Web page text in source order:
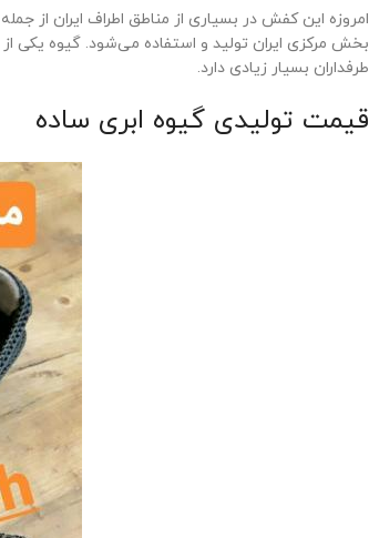
امروزه این کفش در بسیاری از مناطق اطراف ایران از
بخش مرکزی ایران تولید و استفاده می‌شود. گیوه یکی
طرفداران بسیار زیادی دارد.
قیمت تولیدی گیوه ابری ساده